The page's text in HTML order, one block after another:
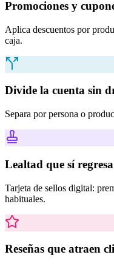
Promociones y
Aplica descuentos por
caja.
Divide la cuenta sin
Separa por persona o
Lealtad que sí regresa
Tarjeta de sellos digital:
habituales.
Reseñas que atraen